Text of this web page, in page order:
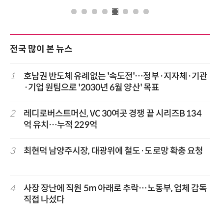
전국 많이 본 뉴스
1
호남권 반도체 유례없는 '속도전'…정부·지자체·기관
·기업 원팀으로 '2030년 6월 양산' 목표
2
레디로버스트머신, VC 30여곳 경쟁 끝 시리즈B 134
억 유치…누적 229억
3 최현덕 남양주시장, 대광위에 철도·도로망 확충 요청
4
사장 장난에 직원 5m 아래로 추락…노동부, 업체 감독
직접 나섰다